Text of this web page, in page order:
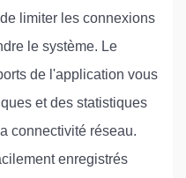
limiter les connexions
le système. Le
de l'application vous
et des statistiques
connectivité réseau.
enregistrés